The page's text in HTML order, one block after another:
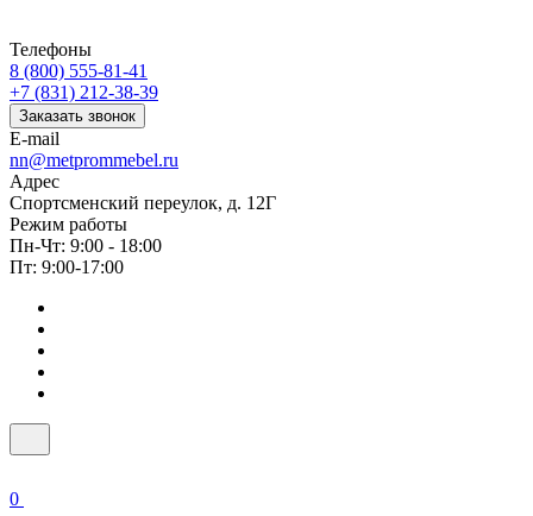
Телефоны
8 (800) 555-81-41
+7 (831) 212-38-39
Заказать звонок
E-mail
nn@metprommebel.ru
Адрес
Спортсменский переулок, д. 12Г
Режим работы
Пн-Чт: 9:00 - 18:00
Пт: 9:00-17:00
0